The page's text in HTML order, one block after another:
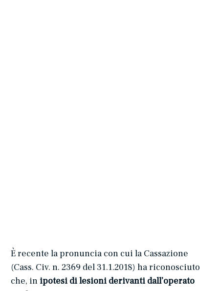
È recente la pronuncia con cui la Cassazione
(Cass. Civ. n. 2369 del 31.1.2018) ha riconosciuto
che, in ipotesi di lesioni derivanti dall’operato